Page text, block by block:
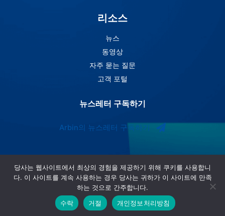
리소스
뉴스
동영상
자주 묻는 질문
고객 포털
뉴스레터 구독하기
Arbin의 뉴스레터 구독하기
당사는 웹사이트에서 최상의 경험을 제공하기 위해 쿠키를 사용합니
다. 이 사이트를 계속 사용하는 경우 당사는 귀하가 이 사이트에 만족
하는 것으로 간주합니다.
수락
거절 개인정보처리방침